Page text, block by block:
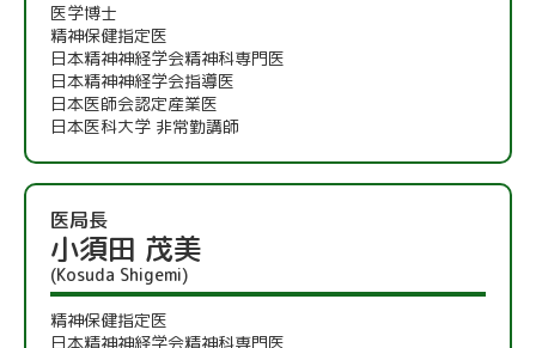
医学博士
精神保健指定医
日本精神神経学会精神科専門医
日本精神神経学会指導医
日本医師会認定産業医
日本医科大学 非常勤講師
医局長
小須田 茂美
(Kosuda Shigemi)
精神保健指定医
日本精神神経学会精神科専門医